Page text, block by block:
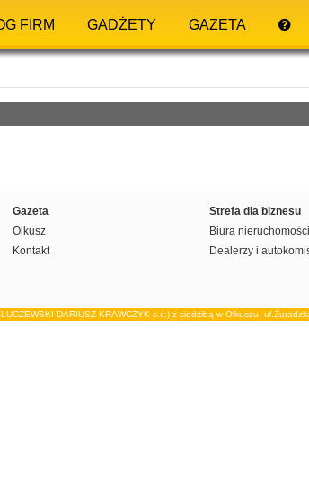
FIRM GADŻETY GAZETA
Gazeta
Olkusz
Kontakt
Strefa dla biznesu
Biura nieruchomości
Dealerzy i
DARIUSZ KRAWCZYK s.c.) z siedzibą w Olkuszu,